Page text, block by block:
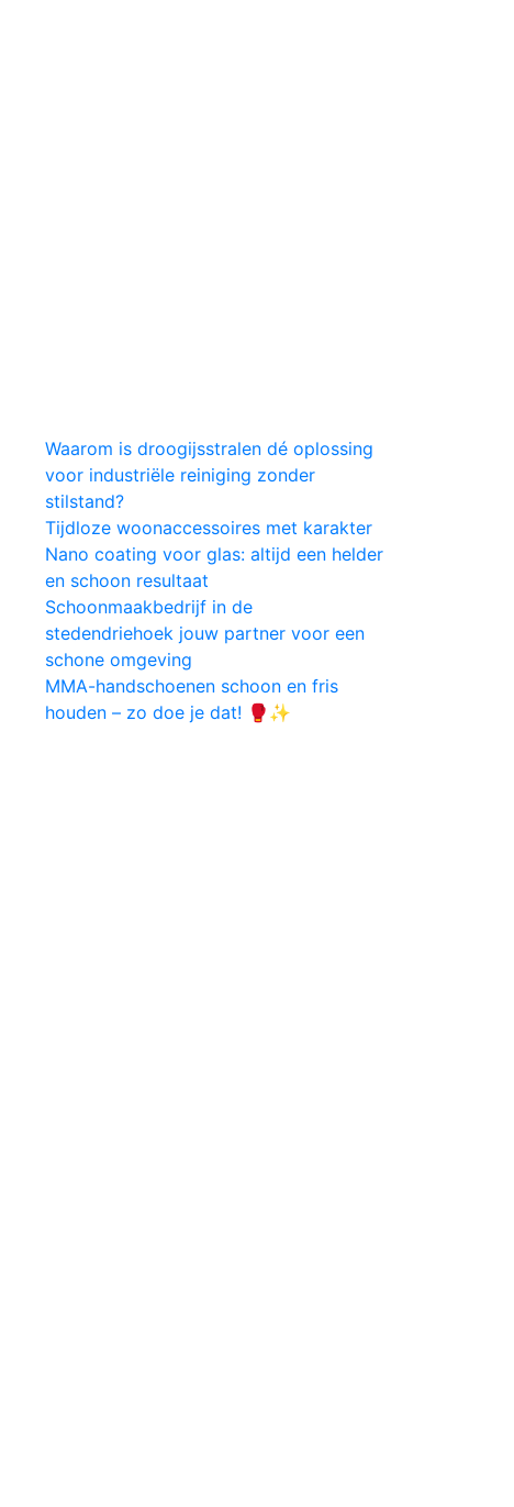
Waarom is droogijsstralen dé oplossing
voor industriële reiniging zonder
stilstand?
Tijdloze woonaccessoires met karakter
Nano coating voor glas: altijd een helder
en schoon resultaat
Schoonmaakbedrijf in de
stedendriehoek jouw partner voor een
schone omgeving
MMA-handschoenen schoon en fris
houden – zo doe je dat! 🥊✨